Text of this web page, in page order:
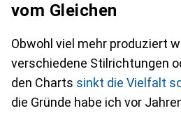
vom Gleichen
Obwohl viel mehr produziert
verschiedene Stilrichtungen
den Charts sinkt die Vielfalt
die Gründe habe ich vor